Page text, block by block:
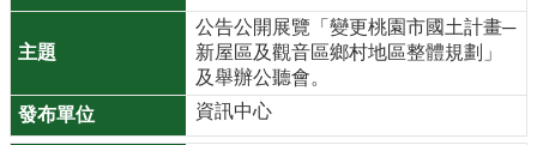
區
市
計
公告公開展覽「變更桃園市國土計畫─
新屋區及觀音區鄉村地區整體規劃」
及舉辦公聽會。
資訊中心